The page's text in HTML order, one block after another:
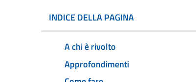
INDICE DELLA PAGINA
A chi è rivolto
Approfondimenti